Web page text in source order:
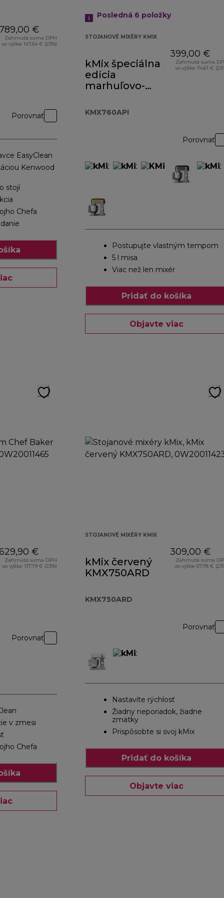
€
Zahrnutá suma DPH
vo výške 147,54 € (23%)
Porovnať
EasyClean
Kenwood
stojí
Chefa
Posledná 6 položky
STOJANOVÉ MIXÉRY KMIX
kMix špeciálna
edícia
marhuľovo-
KMX760API
KMX760API
399,00 €
Zahrnutá suma
vo výške 74,61 €
Porovnať
Postupujte vlastným tempom
5 l misa
Viac než len mixér
Pridať do košíka
Objavte viac
€
Zahrnutá suma DPH
vo výške 117,79 € (23%)
Porovnať
v zmesi
Chefa
STOJANOVÉ MIXÉRY KMIX
kMix červený
KMX750ARD
KMX750ARD
309,00 €
Zahrnutá suma
vo výške 57,78 €
Porovnať
Nastavíte rýchlosť
Žiadny neporiadok, žiadne
zmätky
Prispôsobte si svoj kMix
Pridať do košíka
Objavte viac